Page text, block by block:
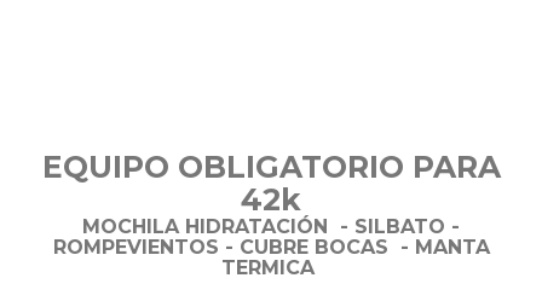
EQUIPO OBLIGATORIO PARA
42k
MOCHILA HIDRATACIÓN - SILBATO -
ROMPEVIENTOS - CUBRE BOCAS - MANTA
TERMICA